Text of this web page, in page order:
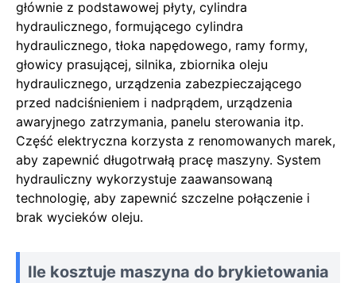
głównie z podstawowej płyty, cylindra
hydraulicznego, formującego cylindra
hydraulicznego, tłoka napędowego, ramy formy,
głowicy prasującej, silnika, zbiornika oleju
hydraulicznego, urządzenia zabezpieczającego
przed nadciśnieniem i nadprądem, urządzenia
awaryjnego zatrzymania, panelu sterowania itp.
Część elektryczna korzysta z renomowanych marek,
aby zapewnić długotrwałą pracę maszyny. System
hydrauliczny wykorzystuje zaawansowaną
technologię, aby zapewnić szczelne połączenie i
brak wycieków oleju.
Ile kosztuje maszyna do brykietowania